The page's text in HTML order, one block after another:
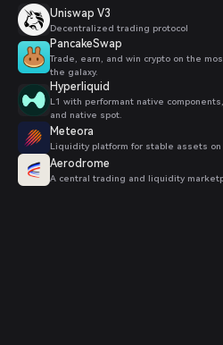
Uniswap V3
Decentralized trading protocol
PancakeSwap
Trade, earn, and win crypto on the
the galaxy.
Hyperliquid
L1 with performant native
and native spot.
Meteora
Liquidity platform for stable assets on
Aerodrome
A central trading and liquidity